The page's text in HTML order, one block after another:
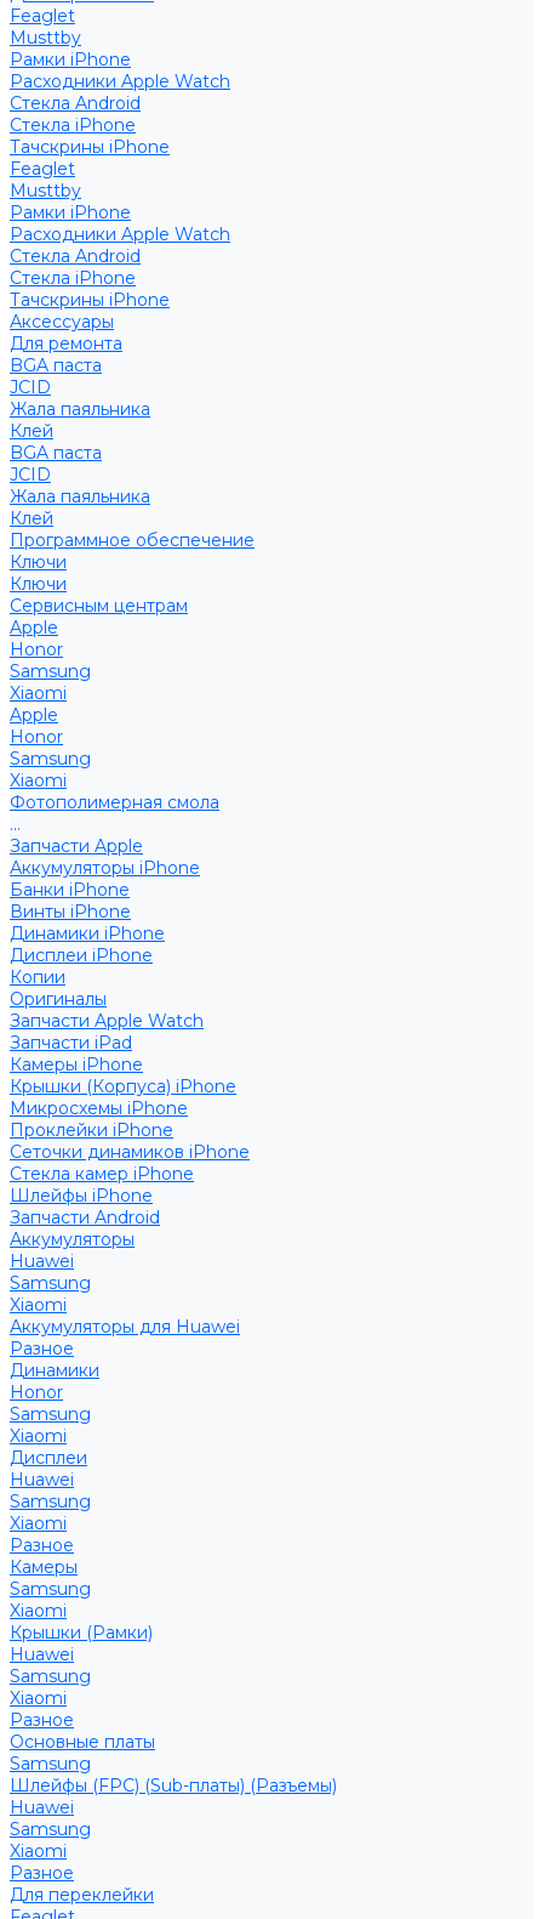
Feaglet
Musttby
Рамки iPhone
Расходники Apple Watch
Стекла Android
Стекла iPhone
Тачскрины iPhone
Feaglet
Musttby
Рамки iPhone
Расходники Apple Watch
Стекла Android
Стекла iPhone
Тачскрины iPhone
Аксессуары
Для ремонта
BGA паста
JCID
Жала паяльника
Клей
BGA паста
JCID
Жала паяльника
Клей
Программное обеспечение
Ключи
Ключи
Сервисным центрам
Apple
Honor
Samsung
Xiaomi
Apple
Honor
Samsung
Xiaomi
Фотополимерная смола
...
Запчасти Apple
Аккумуляторы iPhone
Банки iPhone
Винты iPhone
Динамики iPhone
Дисплеи iPhone
Копии
Оригиналы
Запчасти Apple Watch
Запчасти iPad
Камеры iPhone
Крышки (Корпуса) iPhone
Микросхемы iPhone
Проклейки iPhone
Сеточки динамиков iPhone
Стекла камер iPhone
Шлейфы iPhone
Запчасти Android
Аккумуляторы
Huawei
Samsung
Xiaomi
Аккумуляторы для Huawei
Разное
Динамики
Honor
Samsung
Xiaomi
Дисплеи
Huawei
Samsung
Xiaomi
Разное
Камеры
Samsung
Xiaomi
Крышки (Рамки)
Huawei
Samsung
Xiaomi
Разное
Основные платы
Samsung
Шлейфы (FPC) (Sub-платы) (Разъемы)
Huawei
Samsung
Xiaomi
Разное
Для переклейки